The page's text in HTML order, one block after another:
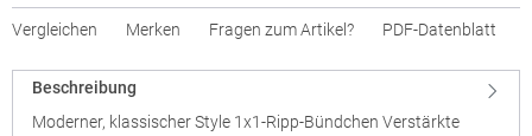
Vergleichen Merken Fragen zum Artikel? PDF-Datenblatt
Beschreibung
Moderner, klassischer Style 1x1-Ripp-Bündchen Verstärkte